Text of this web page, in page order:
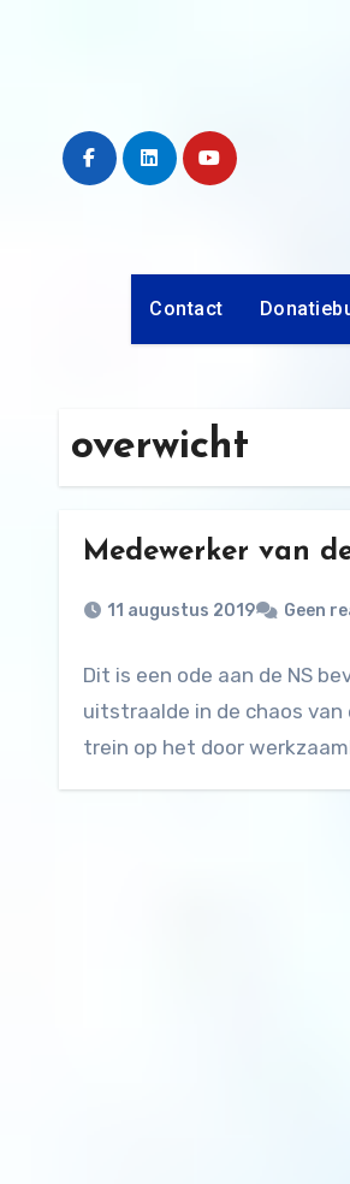
Contact
overwicht
Medewerker van
11 augustus 2019 Geen
Dit is een ode aan de NS
uitstraalde in de chaos
trein op het door